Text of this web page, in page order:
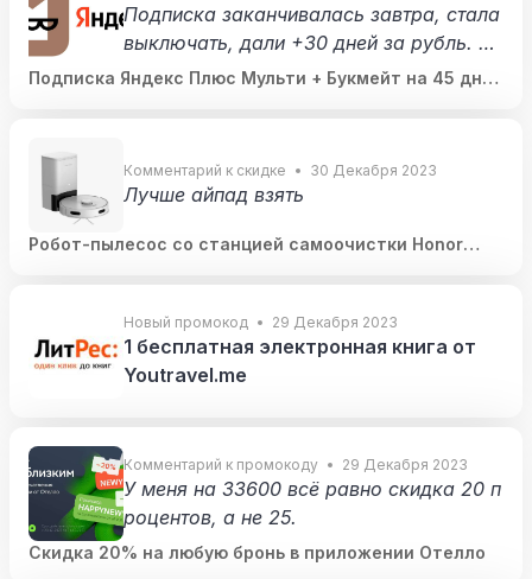
Подписка заканчивалась завтра, стала
выключать, дали +30 дней за рубль. Сп
исание отодвинулось на месяц, ну и уж
ие 100 рэ сегодня (типа за букмейт). Не
а), активировала. Списания и впрямь н
да по этому коду истечёт, у меня будет
ещё 15 дней по возобновившейся продл
ённой плюс (без книг). Хотя пока неясн
вно. Спасибо за код!
Подписка Яндекс Плюс Мульти + Букмейт на 45 дней
Комментарий к скидке 30 Декабря 2023
Лучше айпад взять
Робот-пылесос со станцией самоочистки Honor
Новый промокод 29 Декабря 2023
1 бесплатная электронная книга от
Youtravel.me
Комментарий к промокоду 29 Декабря 2023
У меня на 33600 всё равно скидка 20 п
роцентов, а не 25.
Скидка 20% на любую бронь в приложении Отелло